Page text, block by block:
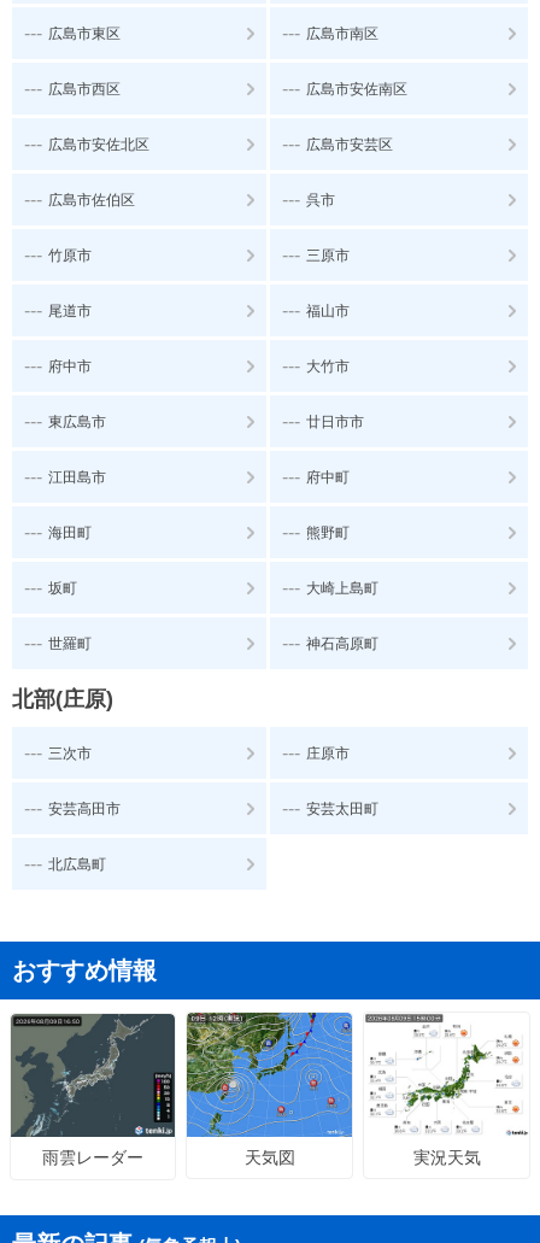
--- 広島市東区 --- 広島市南区
--- 広島市西区 --- 広島市安佐南区
--- 広島市安佐北区 --- 広島市安芸区
--- 広島市佐伯区 --- 呉市
--- 竹原市 --- 三原市
--- 尾道市 --- 福山市
--- 府中市 --- 大竹市
--- 東広島市 --- 廿日市市
--- 江田島市 --- 府中町
--- 海田町 --- 熊野町
--- 坂町 --- 大崎上島町
--- 世羅町 --- 神石高原町
北部(庄原)
--- 三次市 --- 庄原市
--- 安芸高田市 --- 安芸太田町
--- 北広島町
おすすめ情報
雨雲レーダー 天気図 実況天気